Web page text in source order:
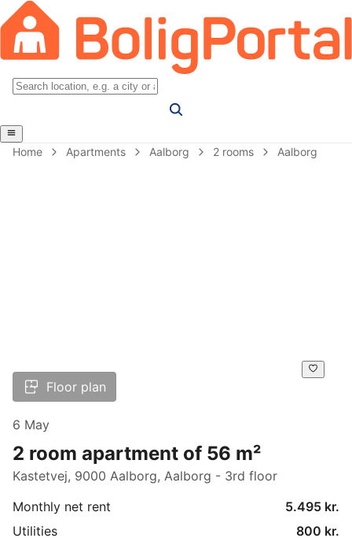
Home Apartments Aalborg 2 rooms Aalborg
Floor plan
6 May
2 room apartment of 56 m²
Kastetvej, 9000 Aalborg, Aalborg - 3rd floor
Monthly net rent
5.495 kr.
Utilities
800 kr.